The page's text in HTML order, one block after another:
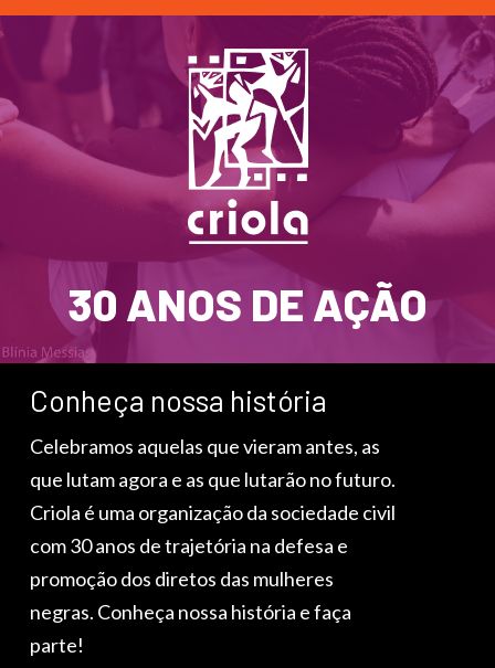
30 ANOS DE AÇÃO
Conheça nossa história
Celebramos aquelas que vieram antes, as
que lutam agora e as que lutarão no futuro.
Criola é uma organização da sociedade civil
com 30 anos de trajetória na defesa e
promoção dos diretos das mulheres
negras. Conheça nossa história e faça
parte!